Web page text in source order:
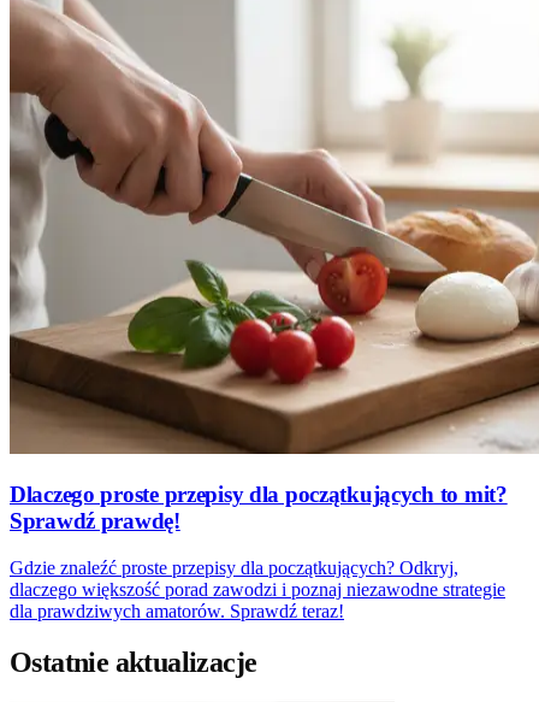
Dlaczego proste przepisy dla początkujących to mit?
Sprawdź prawdę!
Gdzie znaleźć proste przepisy dla początkujących? Odkryj,
dlaczego większość porad zawodzi i poznaj niezawodne strategie
dla prawdziwych amatorów. Sprawdź teraz!
Ostatnie aktualizacje